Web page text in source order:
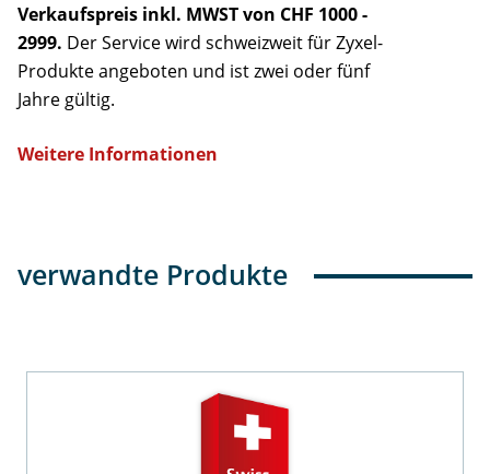
Verkaufspreis inkl. MWST von CHF 1000 -
2999. Der Service wird schweizweit für Zyxel-
Produkte angeboten und ist zwei oder fünf
Jahre gültig.
Weitere Informationen
verwandte Produkte